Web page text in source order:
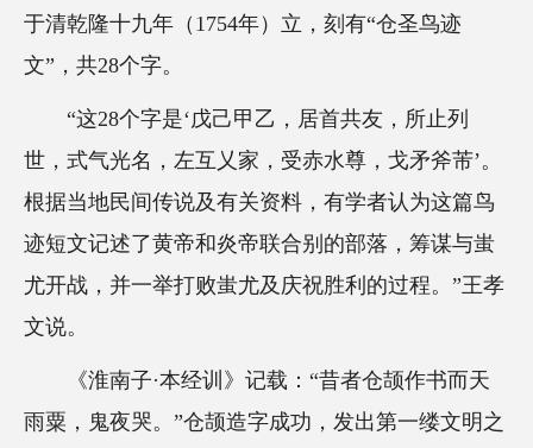
于清乾隆十九年（1754年）立，刻有“仓圣鸟迹
文”，共28个字。
“这28个字是‘戊己甲乙，居首共友，所止列
世，式气光名，左互乂家，受赤水尊，戈矛斧芾’。
根据当地民间传说及有关资料，有学者认为这篇鸟
迹短文记述了黄帝和炎帝联合别的部落，筹谋与蚩
尤开战，并一举打败蚩尤及庆祝胜利的过程。”王孝
文说。
《淮南子·本经训》记载：“昔者仓颉作书而天
雨粟，鬼夜哭。”仓颉造字成功，发出第一缕文明之